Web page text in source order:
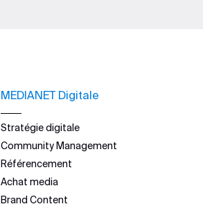
MEDIANET Digitale
Stratégie digitale
Community Management
Référencement
Achat media
Brand Content